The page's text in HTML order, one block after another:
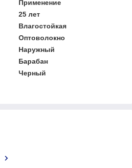
Применение
25 лет
Влагостойкая
Оптоволокно
Наружный
Барабан
Черный